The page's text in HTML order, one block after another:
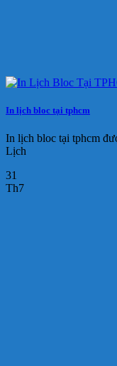
In lịch bloc tại tphcm
In lịch bloc tại tphcm
Lịch
31
Th7